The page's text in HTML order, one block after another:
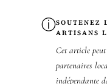
ⓘSOUTENEZ
ARTISANS
Cet article
partenaires
indépendante